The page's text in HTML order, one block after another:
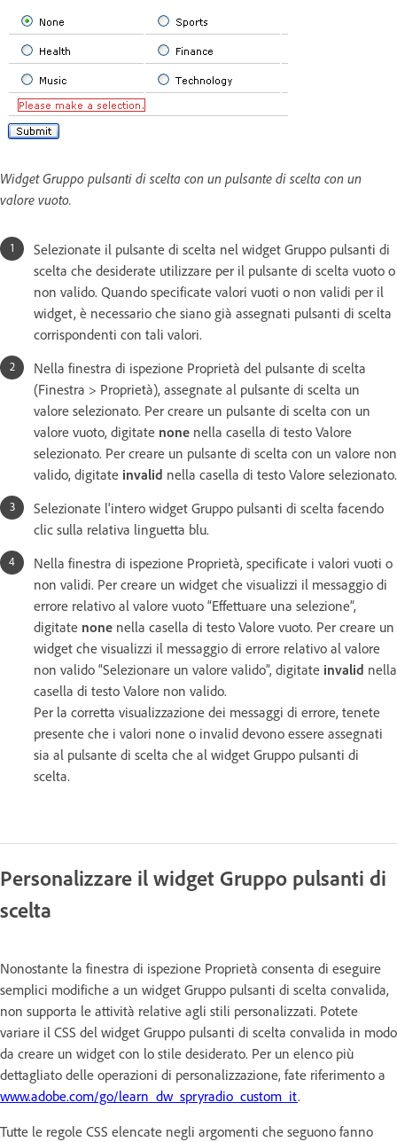
Widget Gruppo pulsanti di scelta con un pulsante di scelta con un
valore vuoto.
Selezionate il pulsante di scelta nel widget Gruppo pulsanti di
scelta che desiderate utilizzare per il pulsante di scelta vuoto o
non valido. Quando specificate valori vuoti o non validi per il
widget, è necessario che siano già assegnati pulsanti di scelta
corrispondenti con tali valori.
Nella finestra di ispezione Proprietà del pulsante di scelta
(Finestra > Proprietà), assegnate al pulsante di scelta un
valore selezionato. Per creare un pulsante di scelta con un
valore vuoto, digitate none nella casella di testo Valore
selezionato. Per creare un pulsante di scelta con un valore non
valido, digitate invalid nella casella di testo Valore selezionato.
Selezionate l'intero widget Gruppo pulsanti di scelta facendo
clic sulla relativa linguetta blu.
Nella finestra di ispezione Proprietà, specificate i valori vuoti o
non validi. Per creare un widget che visualizzi il messaggio di
errore relativo al valore vuoto “Effettuare una selezione”,
digitate none nella casella di testo Valore vuoto. Per creare un
widget che visualizzi il messaggio di errore relativo al valore
non valido “Selezionare un valore valido”, digitate invalid nella
casella di testo Valore non valido.
Per la corretta visualizzazione dei messaggi di errore, tenete
presente che i valori none o invalid devono essere assegnati
sia al pulsante di scelta che al widget Gruppo pulsanti di
scelta.
Personalizzare il widget Gruppo pulsanti di
scelta
Nonostante la finestra di ispezione Proprietà consenta di eseguire
semplici modifiche a un widget Gruppo pulsanti di scelta convalida,
non supporta le attività relative agli stili personalizzati. Potete
variare il CSS del widget Gruppo pulsanti di scelta convalida in modo
da creare un widget con lo stile desiderato. Per un elenco più
dettagliato delle operazioni di personalizzazione, fate riferimento a
www.adobe.com/go/learn_dw_spryradio_custom_it.
Tutte le regole CSS elencate negli argomenti che seguono fanno